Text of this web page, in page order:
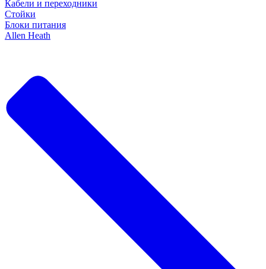
Кабели и переходники
Стойки
Блоки питания
Allen Heath